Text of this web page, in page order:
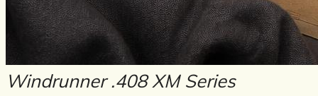
Windrunner .408 XM Series